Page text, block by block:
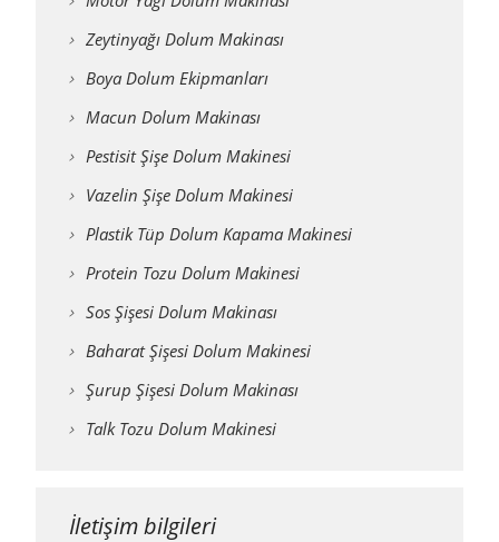
Zeytinyağı Dolum Makinası
Boya Dolum Ekipmanları
Macun Dolum Makinası
Pestisit Şişe Dolum Makinesi
Vazelin Şişe Dolum Makinesi
Plastik Tüp Dolum Kapama Makinesi
Protein Tozu Dolum Makinesi
Sos Şişesi Dolum Makinası
Baharat Şişesi Dolum Makinesi
Şurup Şişesi Dolum Makinası
Talk Tozu Dolum Makinesi
İletişim bilgileri